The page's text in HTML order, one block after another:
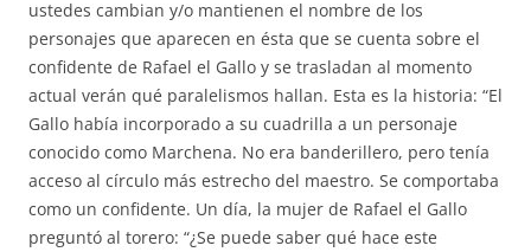
ustedes cambian y/o mantienen el nombre de los
personajes que aparecen en ésta que se cuenta sobre el
confidente de Rafael el Gallo y se trasladan al momento
actual verán qué paralelismos hallan. Esta es la historia: “El
Gallo había incorporado a su cuadrilla a un personaje
conocido como Marchena. No era banderillero, pero tenía
acceso al círculo más estrecho del maestro. Se comportaba
como un confidente. Un día, la mujer de Rafael el Gallo
preguntó al torero: “¿Se puede saber qué hace este